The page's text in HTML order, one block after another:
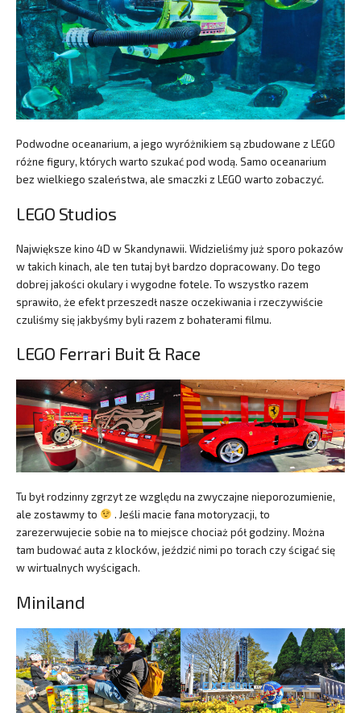
Podwodne oceanarium, a jego wyróżnikiem są zbudowane z LEGO
różne figury, których warto szukać pod wodą. Samo oceanarium
bez wielkiego szaleństwa, ale smaczki z LEGO warto zobaczyć.
LEGO Studios
Największe kino 4D w Skandynawii. Widzieliśmy już sporo pokazów
w takich kinach, ale ten tutaj był bardzo dopracowany. Do tego
dobrej jakości okulary i wygodne fotele. To wszystko razem
sprawiło, że efekt przeszedł nasze oczekiwania i rzeczywiście
czuliśmy się jakbyśmy byli razem z bohaterami filmu.
LEGO Ferrari Buit & Race
Tu był rodzinny zgrzyt ze względu na zwyczajne nieporozumienie,
ale zostawmy to
. Jeśli macie fana motoryzacji, to
zarezerwujecie sobie na to miejsce chociaż pół godziny. Można
tam budować auta z klocków, jeździć nimi po torach czy ścigać się
w wirtualnych wyścigach.
Miniland